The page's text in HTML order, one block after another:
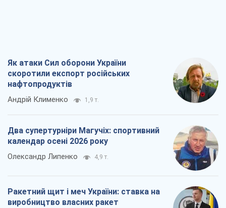
Як атаки Сил оборони України
скоротили експорт російських
нафтопродуктів
Андрій Клименко 1,9 т.
Два супертурніри Магучіх: спортивний
календар осені 2026 року
Олександр Липенко 4,9 т.
Ракетний щит і меч України: ставка на
виробництво власних ракет